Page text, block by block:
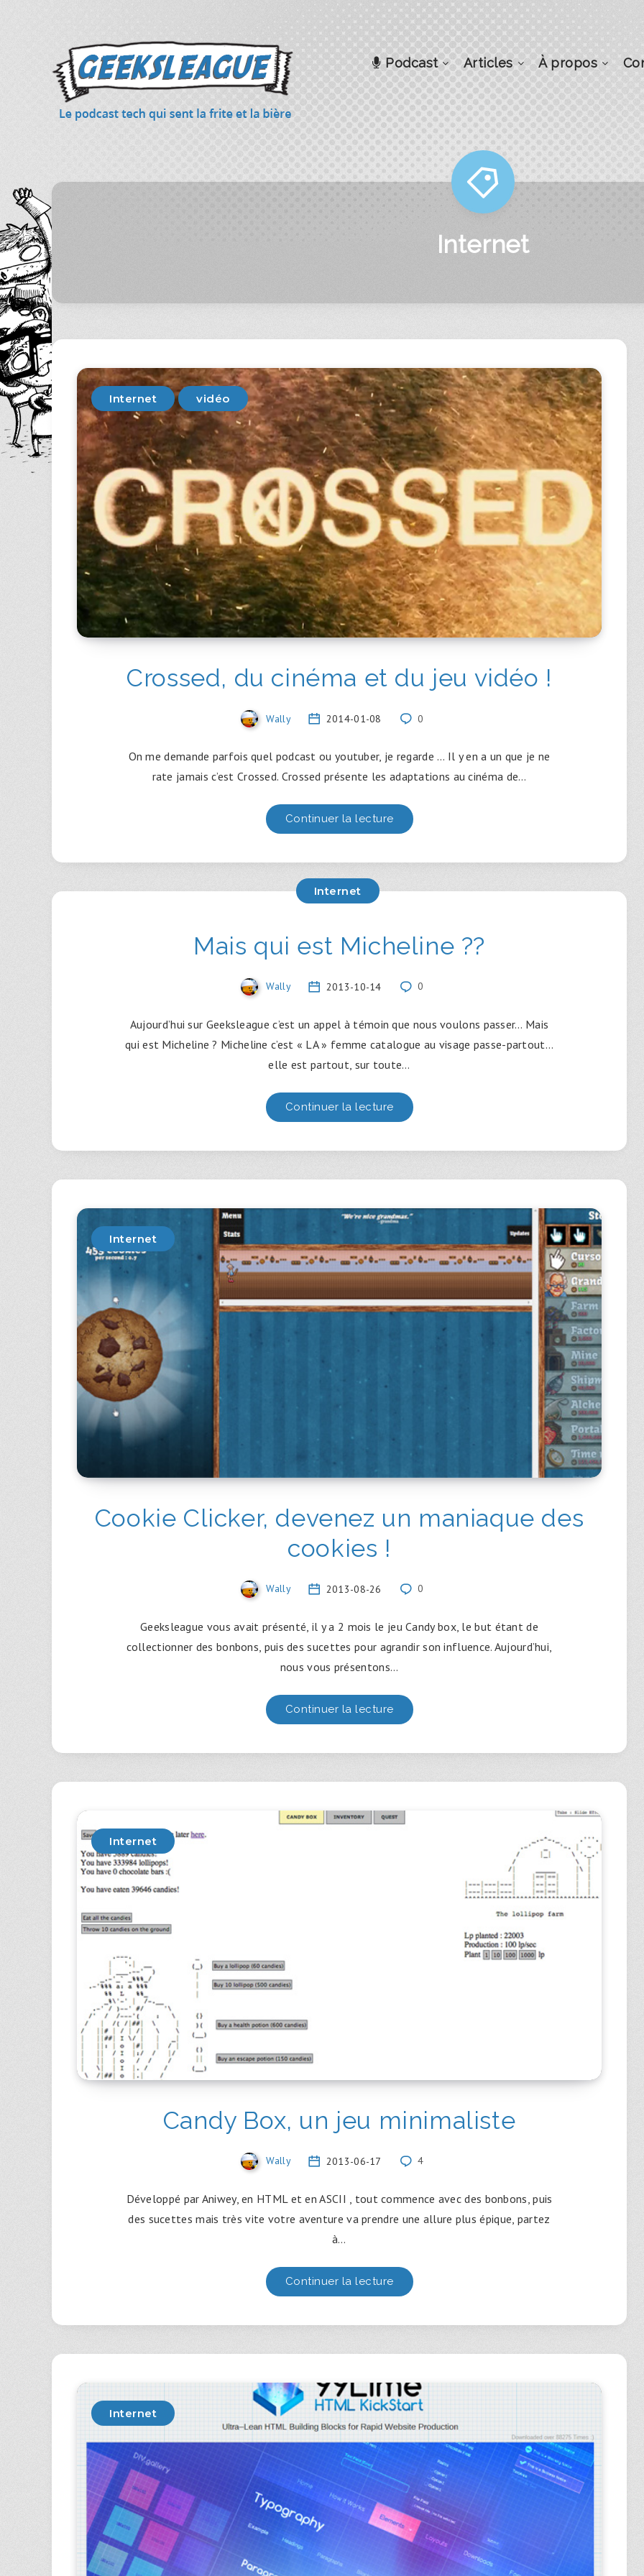
Podcast Articles À propos
Internet
Internet vidéo
Crossed, du cinéma et du jeu vidéo !
Wally 2014-01-08 0
On me demande parfois quel podcast ou youtuber, je regarde … Il y en a un que je ne
rate jamais c’est Crossed. Crossed présente les adaptations au cinéma de…
Continuer la lecture
Internet
Mais qui est Micheline ??
Wally 2013-10-14 0
Aujourd’hui sur Geeksleague c’est un appel à témoin que nous voulons passer… Mais
qui est Micheline ? Micheline c’est « LA » femme catalogue au visage passe-partout…
elle est partout, sur toute…
Continuer la lecture
Internet
Cookie Clicker, devenez un maniaque des
cookies !
Wally 2013-08-26 0
Geeksleague vous avait présenté, il y a 2 mois le jeu Candy box, le but étant de
collectionner des bonbons, puis des sucettes pour agrandir son influence. Aujourd’hui,
nous vous présentons…
Continuer la lecture
Internet
Candy Box, un jeu minimaliste
Wally 2013-06-17 4
Développé par Aniwey, en HTML et en ASCII , tout commence avec des bonbons, puis
des sucettes mais très vite votre aventure va prendre une allure plus épique, partez
à…
Continuer la lecture
Internet